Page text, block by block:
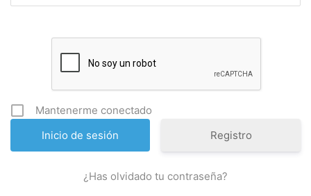
Mantenerme conectado
Registro
¿Has olvidado tu contraseña?